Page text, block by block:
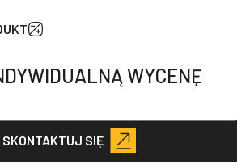
WYCENĘ
SKONTAKTUJ SIĘ